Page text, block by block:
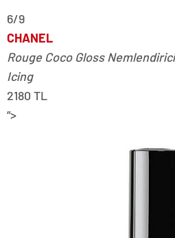
6/9
CHANEL
Rouge Coco Gloss Nemlendirici
Icing
2180 TL
“>